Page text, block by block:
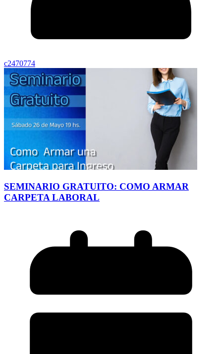
c2470774
SEMINARIO GRATUITO: COMO ARMAR
CARPETA LABORAL